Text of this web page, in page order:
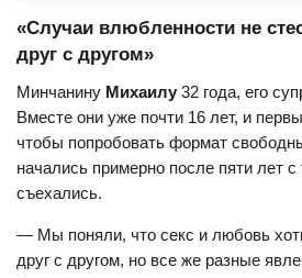
позволяет также иметь и
людьми — в том числе создание
самостоятельной пары или
или нескольких людей в имеющиеся
В нашем тексте мы рассказываем
отношениях.
«Случаи влюбленности не
друг с другом»
Минчанину Михаилу 32 года, его
Вместе они уже почти 16 лет, и
чтобы попробовать формат
начались примерно после пяти лет с
съехались.
— Мы поняли, что секс и любовь
друг с другом, но все же разные